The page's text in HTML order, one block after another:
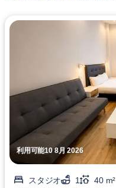
利用可能10 8月 2026
スタジオ 1
40 m²